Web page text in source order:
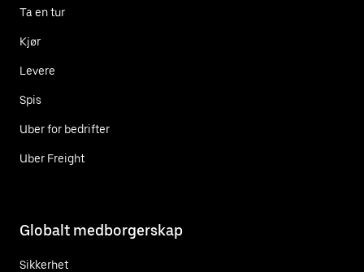
Ta en tur
Kjør
Levere
Spis
Uber for bedrifter
Uber Freight
Globalt medborgerskap
Sikkerhet